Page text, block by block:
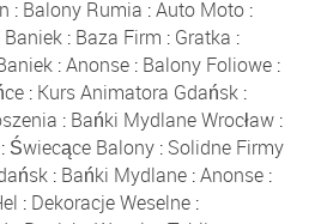
: Balony Rumia :Auto Moto :
Baniek : Baza Firm : Gratka :
:Anonse : Balony Foliowe :
: Kurs Animatora Gdańsk :
: Bańki Mydlane Wrocław:
Świecące Balony: Solidne Firmy
: Bańki Mydlane:Anonse:
: Dekoracje Weselne :